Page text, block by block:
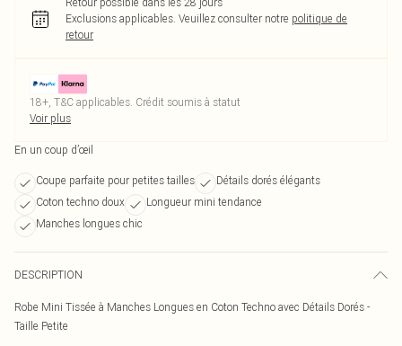
Exclusions applicables. Veuillez consulter notre politique de
retour
18+, T&C applicables. Crédit soumis à statut
Voir plus
En un coup d’œil
Coupe parfaite pour petites tailles
Détails dorés élégants
Coton techno doux
Longueur mini tendance
Manches longues chic
DESCRIPTION
Robe Mini Tissée à Manches Longues en Coton Techno avec Détails Dorés -
Taille Petite